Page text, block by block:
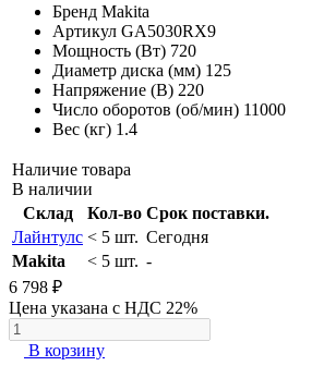
Бренд Makita
Артикул GA5030RX9
Мощность (Вт) 720
Диаметр диска (мм) 125
Напряжение (В) 220
Число оборотов (об/мин) 11000
Вес (кг) 1.4
Наличие товара
В наличии
Склад
Кол-во Срок поставки.
Лайнтулс < 5 шт. Сегодня
Makita
< 5 шт. -
6 798 ₽
Цена указана с НДС 22%
В корзину